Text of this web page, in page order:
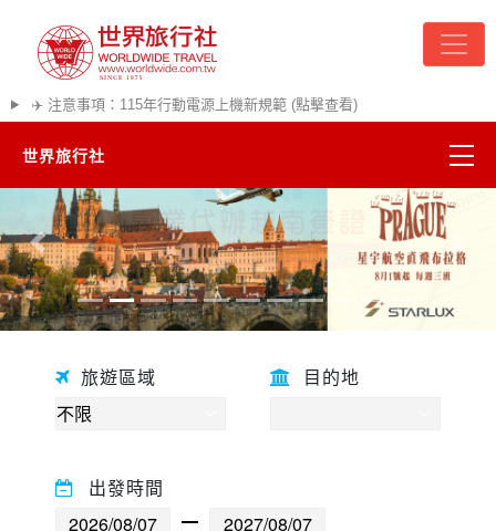
✈️ 注意事項：115年行動電源上機新規範 (點擊查看)
世界旅行社
精彩越南
熱門韓國
超夯日本
世界臻旅
往前 往後
旅遊區域 目的地
出發時間